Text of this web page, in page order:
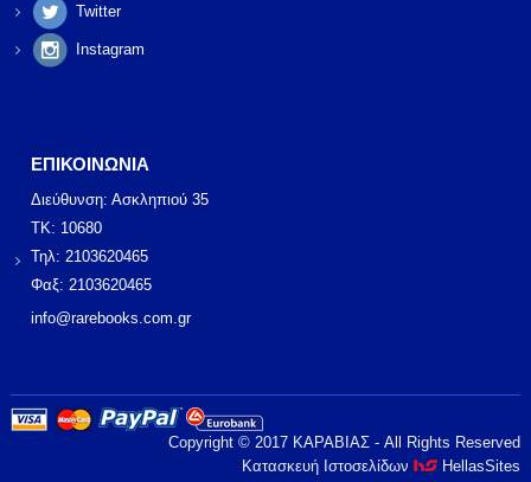
Twitter
Instagram
ΕΠΙΚΟΙΝΩΝΙΑ
Διεύθυνση: Ασκληπιού 35
ΤΚ: 10680
Τηλ: 2103620465
Φαξ: 2103620465
info@rarebooks.com.gr
Copyright © 2017 ΚΑΡΑΒΙΑΣ - All Rights Reserved
Κατασκευή Ιστοσελίδων
HellasSites